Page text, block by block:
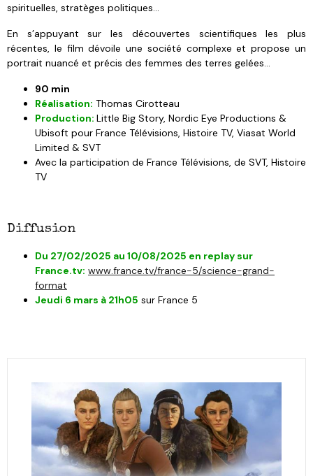
spirituelles, stratèges politiques...
En s’appuyant sur les découvertes scientifiques les plus
récentes, le film dévoile une société complexe et propose un
portrait nuancé et précis des femmes des terres gelées...
90 min
Réalisation: Thomas Cirotteau
Production: Little Big Story, Nordic Eye Productions &
Ubisoft pour France Télévisions, Histoire TV, Viasat World
Limited & SVT
Avec la participation de France Télévisions, de SVT, Histoire
TV
Diffusion
Du 27/02/2025 au 10/08/2025 en replay sur
France.tv: www.france.tv/france-5/science-grand-
format
Jeudi 6 mars à 21h05 sur France 5